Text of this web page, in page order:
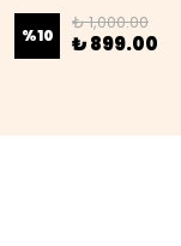
%10
₺ 1,000.00
₺ 899.00